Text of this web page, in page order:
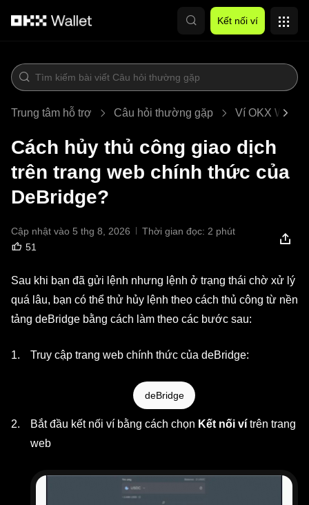
Kết nối ví
Trung tâm hỗ trợ Câu hỏi thường gặp Ví OKX Web3
Cách hủy thủ công giao dịch
trên trang web chính thức của
DeBridge?
Cập nhật vào 5 thg 8, 2026
Thời gian đọc: 2 phút
51
Sau khi bạn đã gửi lệnh nhưng lệnh ở trạng thái chờ xử lý
quá lâu, bạn có thể thử hủy lệnh theo cách thủ công từ nền
tảng deBridge bằng cách làm theo các bước sau:
Truy cập trang web chính thức của deBridge:
deBridge
Bắt đầu kết nối ví bằng cách chọn Kết nối ví trên trang
web